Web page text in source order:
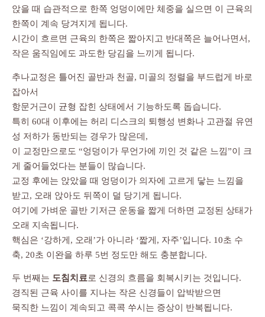
앉을 때 습관적으로 한쪽 엉덩이에만 체중을 실으면 이 근육의
한쪽이 계속 당겨지게 됩니다.
시간이 흐르면 근육의 한쪽은 짧아지고 반대쪽은 늘어나면서,
작은 움직임에도 과도한 당김을 느끼게 됩니다.
추나교정은 틀어진 골반과 천골, 미골의 정렬을 부드럽게 바로
잡아서
항문거근이 균형 잡힌 상태에서 기능하도록 돕습니다.
특히 60대 이후에는 허리 디스크의 퇴행성 변화나 고관절 유연
성 저하가 동반되는 경우가 많은데,
이 교정만으로도 “엉덩이가 무언가에 끼인 것 같은 느낌”이 크
게 줄어들었다는 분들이 많습니다.
교정 후에는 앉았을 때 엉덩이가 의자에 고르게 닿는 느낌을
받고, 오래 앉아도 뒤쪽이 덜 당기게 됩니다.
여기에 가벼운 골반 기저근 운동을 짧게 더하면 교정된 상태가
오래 지속됩니다.
핵심은 ‘강하게, 오래’가 아니라 ‘짧게, 자주’입니다. 10초 수
축, 20초 이완을 하루 5번 정도만 해도 충분합니다.
두 번째는 도침치료로 신경의 흐름을 회복시키는 것입니다.
경직된 근육 사이를 지나는 작은 신경들이 압박받으면
묵직한 느낌이 계속되고 콕콕 쑤시는 증상이 반복됩니다.